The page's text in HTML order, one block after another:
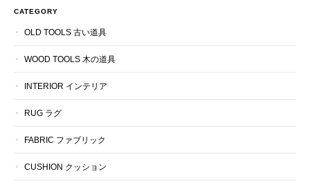
CATEGORY
OLD TOOLS 古い道具
WOOD TOOLS 木の道具
INTERIOR インテリア
RUG ラグ
FABRIC ファブリック
CUSHION クッション